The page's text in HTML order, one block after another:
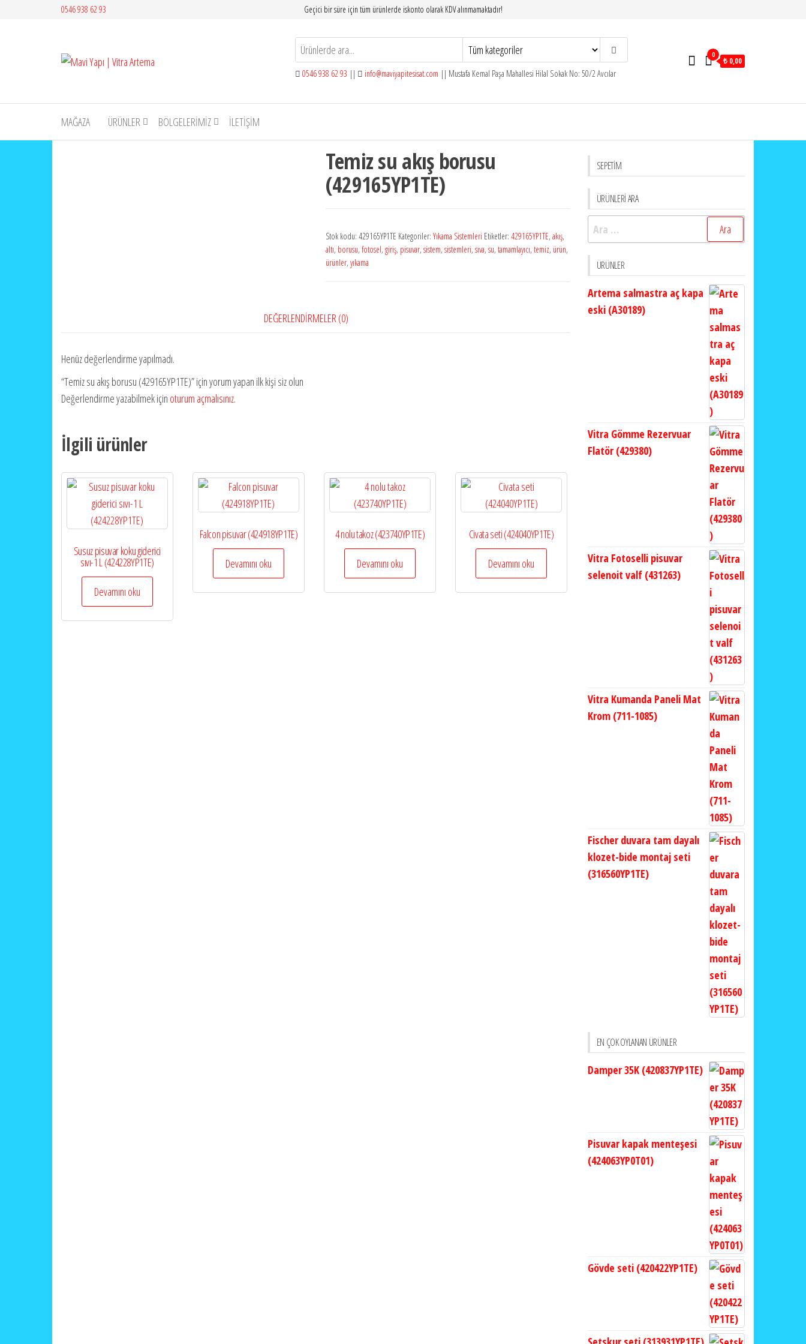
0546 938 62 93 Geçici bir süre için tüm ürünlerde iskonto olarak KDV alınmamaktadır!
Vitra
Artema
0546 938 62 93 || info@maviyapitesisat.com || Mustafa Kemal Paşa Mahallesi Hilal Sokak No: 50/2 Avcılar
0
₺ 0,00
MAĞAZA ÜRÜNLER BÖLGELERİMİZ İLETIŞIM
Temiz su akış borusu
(429165YP1TE)
Stok kodu: 429165YP1TE Kategoriler: Yıkama Sistemleri Etiketler: 429165YP1TE, akış,
altı, borusu, fotosel, giriş, pisuvar, sistem, sistemleri, sıva, su, tamamlayıcı, temiz, ürün,
ürünler, yıkama
DEĞERLENDIRMELER (0)
Henüz değerlendirme yapılmadı.
“Temiz su akış borusu (429165YP1TE)” için yorum yapan ilk kişi siz olun
Değerlendirme yazabilmek için oturum açmalısınız.
İlgili ürünler
Susuz pisuvar koku giderici
sıvı-1 L (424228YP1TE)
Devamını oku
Falcon pisuvar (424918YP1TE)
Devamını oku
4 nolu takoz (423740YP1TE)
Devamını oku
Civata seti (424040YP1TE)
Devamını oku
SEPETİM
ÜRÜNLERİ ARA
Arama:
ÜRÜNLER
Artema salmastra aç kapa
eski (A30189)
Vitra Gömme Rezervuar
Flatör (429380)
Vitra Fotoselli pisuvar
selenoit valf (431263)
Vitra Kumanda Paneli Mat
Krom (711-1085)
Fischer duvara tam dayalı
klozet-bide montaj seti
(316560YP1TE)
EN ÇOK OYLANAN ÜRÜNLER
Damper 35K (420837YP1TE)
Pisuvar kapak menteşesi
(424063YP0T01)
Gövde seti (420422YP1TE)